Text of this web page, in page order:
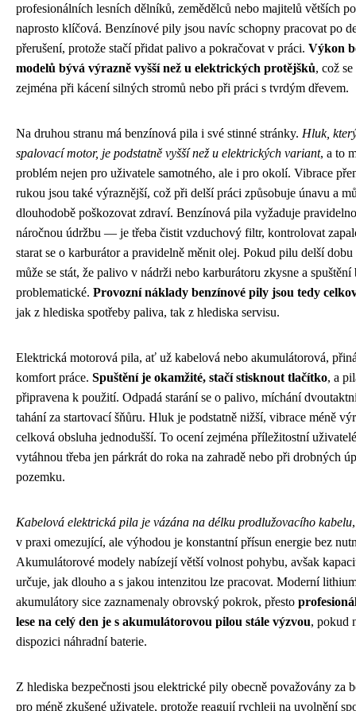
profesionálních lesních dělníků, zemědělců nebo majitelů větších
naprosto klíčová. Benzínové pily jsou navíc schopny pracovat po
přerušení, protože stačí přidat palivo a pokračovat v práci. Výkon
modelů bývá výrazně vyšší než u elektrických protějšků, což
zejména při kácení silných stromů nebo při práci s tvrdým dřevem.
Na druhou stranu má benzínová pila i své stinné stránky. Hluk,
spalovací motor, je podstatně vyšší než u elektrických variant, a to
problém nejen pro uživatele samotného, ale i pro okolí. Vibrace
rukou jsou také výraznější, což při delší práci způsobuje únavu a
dlouhodobě poškozovat zdraví. Benzínová pila vyžaduje
náročnou údržbu — je třeba čistit vzduchový filtr, kontrolovat
starat se o karburátor a pravidelně měnit olej. Pokud pilu delší
může se stát, že palivo v nádrži nebo karburátoru zkysne a spuštění
problematické. Provozní náklady benzínové pily jsou tedy
jak z hlediska spotřeby paliva, tak z hlediska servisu.
Elektrická motorová pila, ať už kabelová nebo akumulátorová,
komfort práce. Spuštění je okamžité, stačí stisknout tlačítko, a
připravena k použití. Odpadá starání se o palivo, míchání
tahání za startovací šňůru. Hluk je podstatně nižší, vibrace méně
celková obsluha jednodušší. To ocení zejména příležitostní
vytáhnou třeba jen párkrát do roka na zahradě nebo při drobných
pozemku.
Kabelová elektrická pila je vázána na délku prodlužovacího kabelu
v praxi omezující, ale výhodou je konstantní přísun energie bez
Akumulátorové modely nabízejí větší volnost pohybu, avšak
určuje, jak dlouho a s jakou intenzitou lze pracovat. Moderní
akumulátory sice zaznamenaly obrovský pokrok, přesto
lese na celý den je s akumulátorovou pilou stále výzvou, pokud
dispozici náhradní baterie.
Z hlediska bezpečnosti jsou elektrické pily obecně považovány za
pro méně zkušené uživatele, protože reagují rychleji na uvolnění